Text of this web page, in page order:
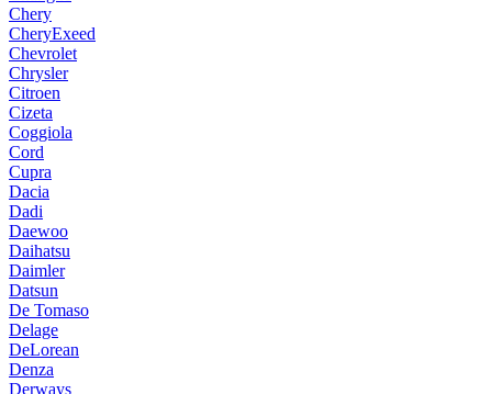
Chery
CheryExeed
Chevrolet
Chrysler
Citroen
Cizeta
Coggiola
Cord
Cupra
Dacia
Dadi
Daewoo
Daihatsu
Daimler
Datsun
De Tomaso
Delage
DeLorean
Denza
Derways